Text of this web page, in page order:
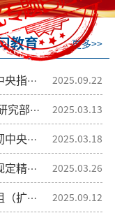
教育 更多>>
2025.09.22
会议召开
2025.03.13
教育工作
2025.03.18
习教育
2025.03.26
教育
2025.09.12
会议